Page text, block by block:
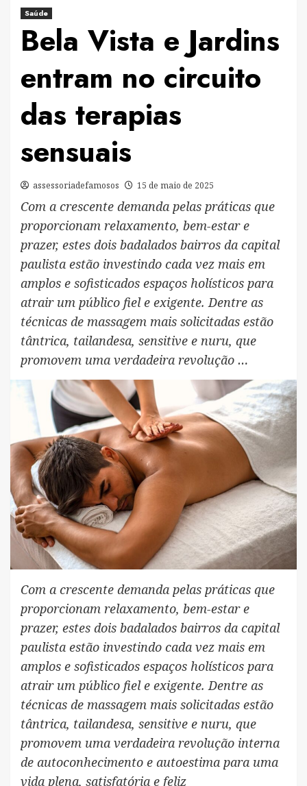
Saúde
Bela Vista e Jardins
entram no circuito
das terapias
sensuais
assessoriadefamosos 15 de maio de 2025
Com a crescente demanda pelas práticas que
proporcionam relaxamento, bem-estar e
prazer, estes dois badalados bairros da capital
paulista estão investindo cada vez mais em
amplos e sofisticados espaços holísticos para
atrair um público fiel e exigente. Dentre as
técnicas de massagem mais solicitadas estão
tântrica, tailandesa, sensitive e nuru, que
promovem uma verdadeira revolução …
Com a crescente demanda pelas práticas que
proporcionam relaxamento, bem-estar e
prazer, estes dois badalados bairros da capital
paulista estão investindo cada vez mais em
amplos e sofisticados espaços holísticos para
atrair um público fiel e exigente. Dentre as
técnicas de massagem mais solicitadas estão
tântrica, tailandesa, sensitive e nuru, que
promovem uma verdadeira revolução interna
de autoconhecimento e autoestima para uma
vida plena, satisfatória e feliz